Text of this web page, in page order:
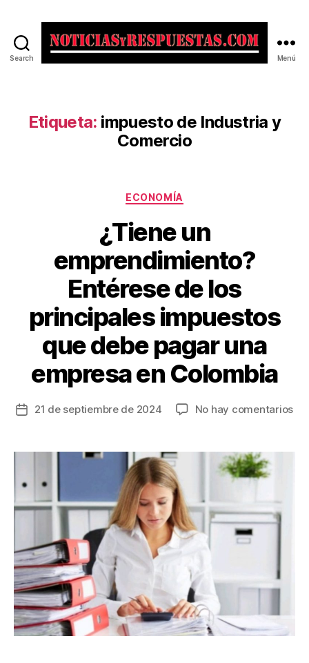
Search Menú
Etiqueta: impuesto de Industria y
Comercio
Categorías
ECONOMÍA
¿Tiene un
emprendimiento?
Entérese de los
principales impuestos
que debe pagar una
empresa en Colombia
Fecha
entrada
21 de septiembre de 2024 No hay comentariosen